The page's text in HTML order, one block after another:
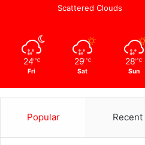
Scattered Clouds
24 ℃
Fri
29 ℃
Sat
28 ℃
Sun
Popular Recent